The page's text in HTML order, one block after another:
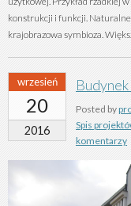
konstrukcji i funkcji. Naturalne
krajobrazowa symbioza.
wrzesień
20
2016
Posted by
Spis
komentarzy